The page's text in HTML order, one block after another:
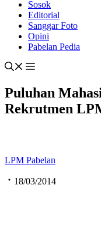
Sosok
Editorial
Sanggar Foto
Opini
Pabelan Pedia
Puluhan
Rekrutmen
LPM Pabelan
18/03/2014